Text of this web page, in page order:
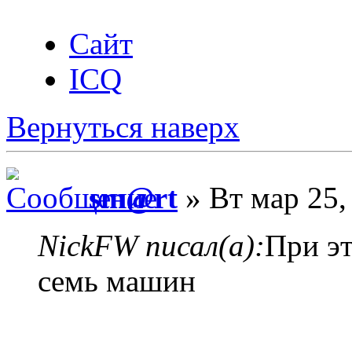
Сайт
ICQ
Вернуться наверх
sm@rt » Вт мар
NickFW писал(а):При
семь машин